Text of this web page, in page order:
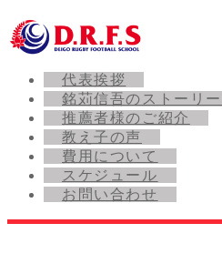
代表挨拶
銘苅信吾のストーリー
推薦者様のご紹介
教え子の声
費用について
スケジュール
お問い合わせ